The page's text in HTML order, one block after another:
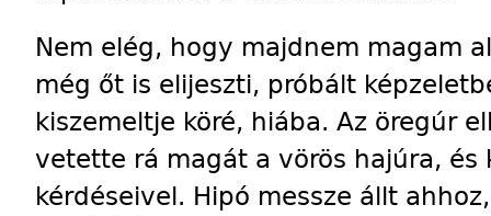
Nem elég, hogy majdnem magam
még őt is elijeszti, próbált
kiszemeltje köré, hiába. Az öreg­úr
vetette rá magát a vörös hajúra, és
kérdéseivel. Hipó messze állt